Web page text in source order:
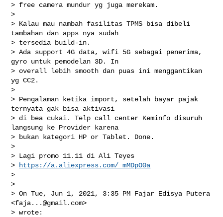
> free camera mundur yg juga merekam.
>
> Kalau mau nambah fasilitas TPMS bisa dibeli
tambahan dan apps nya sudah
> tersedia build-in.
> Ada support 4G data, wifi 5G sebagai penerima,
gyro untuk pemodelan 3D. In
> overall lebih smooth dan puas ini menggantikan
yg CC2.
>
> Pengalaman ketika import, setelah bayar pajak
ternyata gak bisa aktivasi
> di bea cukai. Telp call center Keminfo disuruh
langsung ke Provider karena
> bukan kategori HP or Tablet. Done.
>
> Lagi promo 11.11 di Ali Teyes
>
https://a.aliexpress.com/_mMDpO0a
>
>
> On Tue, Jun 1, 2021, 3:35 PM Fajar Edisya Putera
<faja...@gmail.com>
> wrote: